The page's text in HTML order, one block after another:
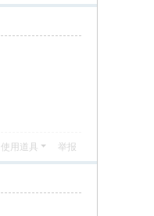
使用道具 举报